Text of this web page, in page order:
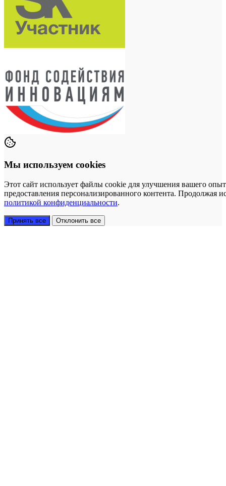
Мы используем cookies
Этот сайт использует файлы cookie для улучшения вашего
предоставления персонализированного контента. Продолжая
политикой конфиденциальности.
Принять все Отклонить все